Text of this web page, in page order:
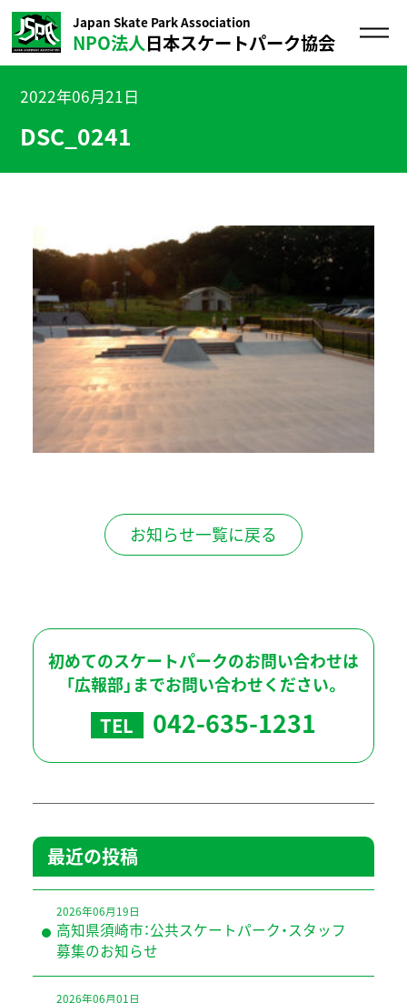
Japan Skate Park Association
NPO法人日本スケートパーク協会
2022年06月21日
DSC_0241
お知らせ一覧に戻る
初めてのスケートパークのお問い合わせは
「広報部」までお問い合わせください。
TEL 042-635-1231
最近の投稿
2026年06月19日
高知県須崎市：公共スケートパーク・スタッフ
募集のお知らせ
2026年06月01日